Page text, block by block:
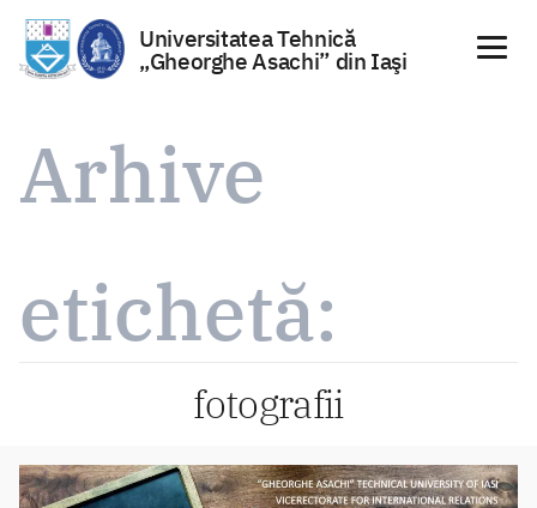
conținut
Universitatea Tehnică
„Gheorghe Asachi” din Iaşi
Arhive
etichetă:
fotografii